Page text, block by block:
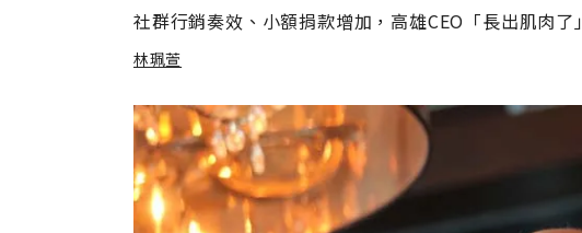
社群行銷奏效、小額捐款增加，高雄CEO「長出肌肉了」
林珮萱
林珮萱 加入追蹤